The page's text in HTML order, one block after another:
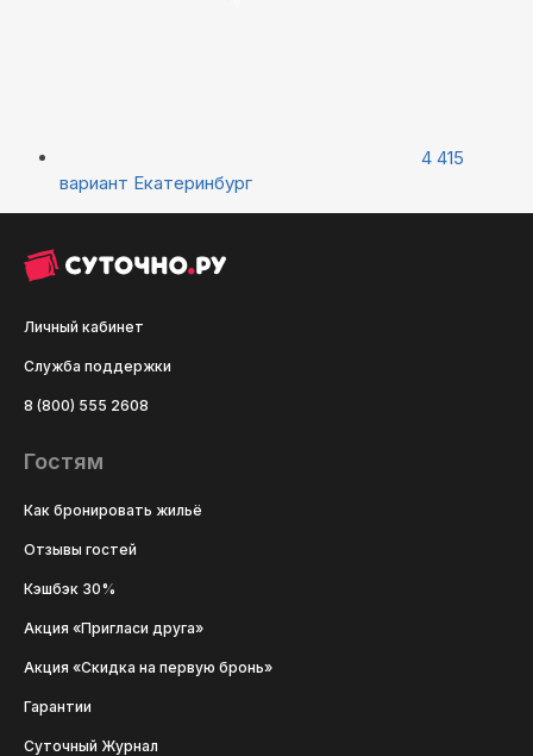
4 415
вариант Екатеринбург
Личный кабинет
Служба поддержки
8 (800) 555 2608
Гостям
Как бронировать жильё
Отзывы гостей
Кэшбэк 30%
Акция «Пригласи друга»
Акция «Скидка на первую бронь»
Гарантии
Суточный Журнал